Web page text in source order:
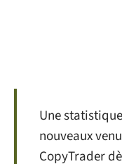
Une
nouveaux
CopyTrader